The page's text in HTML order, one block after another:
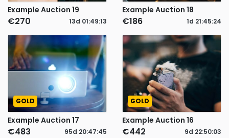
Example Auction 19
€270 13d 01:49:12
Example Auction 18
€186 1d 21:45:23
GOLD
Example Auction 17
€483 95d 20:47:44
GOLD
Example Auction 16
€442 9d 22:50:02